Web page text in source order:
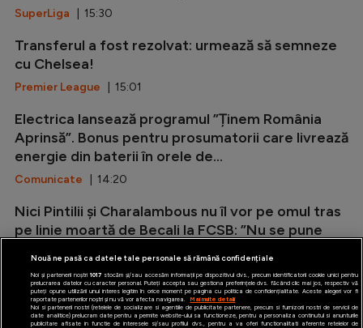
SuperLiga | 15:30
Transferul a fost rezolvat: urmează să semneze
cu Chelsea!
Premier League | 15:01
Electrica lansează programul ”Ținem România
Aprinsă”. Bonus pentru prosumatorii care livrează
energie din baterii în orele de...
Comunicate | 14:20
Nici Pintilii și Charalambous nu îl vor pe omul tras
pe linie moartă de Becali la FCSB: ”Nu se pune
SuperLiga| 14:12
Nouă ne pasă ca datele tale personale să rămână confidențiale
Noi și partenerii noștri 1017stocăm și/sau accesăm informații pe dispozitivul dvs., precum identificatorii cookie unici pentru
prelucrarea datelor cu caracter personal. Puteți accepta sau gestiona preferințele dvs. făcând clic mai jos, respectiv vă
puteți opune utilizării unui interes legitim în orice moment pe pagina cu politica de confidențialitate. Aceste alegeri vor fi
raportate partenerilor noștri și nu vă vor afecta navigarea.
Mai multe detalii
Noi si partenerii nostri (retelele de socializare si agentiile de publicitate partenere, precum si furnizorii nostri de servicii de
date analitice) prelucram date pentru a permite website-ului sa functioneze, pentru a personaliza continutul si anunturile
publicitare afisate in functie de interesele si/sau profilul dvs., pentru a va oferi functionalitati aferente retelelor de